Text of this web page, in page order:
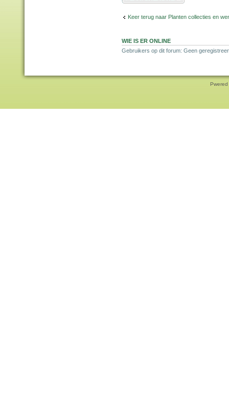
Keer terug naar Planten collecties en
WIE IS ER ONLINE
Gebruikers op dit forum: Geen